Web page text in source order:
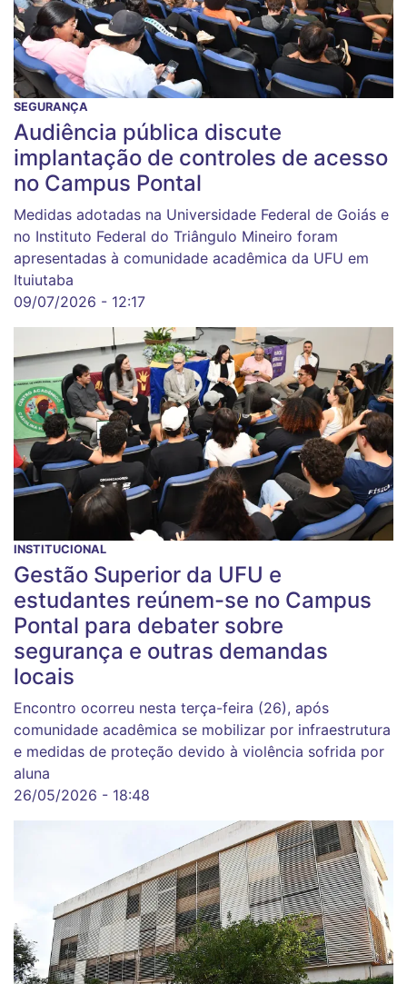
SEGURANÇA
Audiência pública discute
implantação de controles de acesso
no Campus Pontal
Medidas adotadas na Universidade Federal de Goiás e
no Instituto Federal do Triângulo Mineiro foram
apresentadas à comunidade acadêmica da UFU em
Ituiutaba
09/07/2026 - 12:17
INSTITUCIONAL
Gestão Superior da UFU e
estudantes reúnem-se no Campus
Pontal para debater sobre
segurança e outras demandas
locais
Encontro ocorreu nesta terça-feira (26), após
comunidade acadêmica se mobilizar por infraestrutura
e medidas de proteção devido à violência sofrida por
aluna
26/05/2026 - 18:48